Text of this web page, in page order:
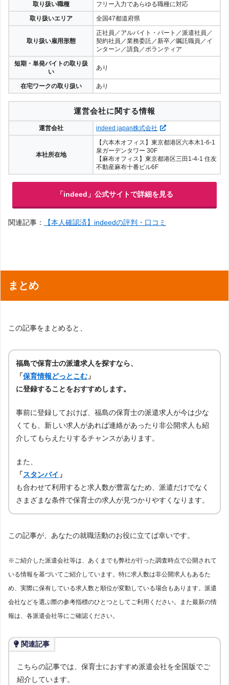
取り扱い職種
フリー入力であらゆる職種に対応
取り扱いエリア
全国47都道府県
取り扱い雇用形態
正社員／アルバイト・パート／派遣社員／
契約社員／業務委託／新卒／嘱託職員／イ
ンターン／請負／ボランティア
短期・単発バイトの取り扱
い
あり
在宅ワークの取り扱い あり
運営会社に関する情報
運営会社 indeed japan株式会社
本社所在地
【六本木オフィス】東京都港区六本木1-6-1
泉ガーデンタワー 30F
【麻布オフィス】東京都港区三田1-4-1 住友
不動産麻布十番ビル6F
「indeed」公式サイトで詳細を見る
関連記事： 【本人確認済】indeedの評判・口コミ
まとめ
この記事をまとめると、
福島で保育士の派遣求人を探すなら、
「保育情報どっとこむ 」
に登録することをおすすめします。
事前に登録しておけば、福島の保育士の派遣求人が今は少な
くても、新しい求人があれば連絡があったり非公開求人も紹
介してもらえたりするチャンスがあります。
また、
「スタンバイ 」
も合わせて利用すると求人数が豊富なため、派遣だけでなく
さまざまな条件で保育士の求人が見つかりやすくなります。
この記事が、あなたの就職活動のお役に立てば幸いです。
※ご紹介した派遣会社等は、あくまでも弊社が行った調査時点で公開されて
いる情報を基づいてご紹介しています。特に求人数は非公開求人もあるた
め、実際に保有している求人数と順位が変動している場合もあります。派遣
会社などを選ぶ際の参考指標のひとつとしてご利用ください。また最新の情
報は、各派遣会社等にご確認ください。
関連記事
こちらの記事では、保育士におすすめ派遣会社を全国版でご
紹介しています。